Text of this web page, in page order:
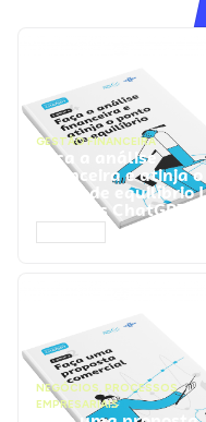
GESTÃO FINANCEIRA
Faça a análise
financeira e atinja o
ponto de equilíbrio |
Prompts ChatGPT
NEGÓCIOS, PROCESSOS
EMPRESARIAIS